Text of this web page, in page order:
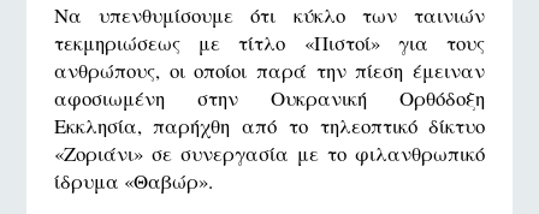
Να υπενθυμίσουμε ότι κύκλο των ταινιών
τεκμηριώσεως με τίτλο «Πιστοί» για τους
ανθρώπους, οι οποίοι παρά την πίεση έμειναν
αφοσιωμένη στην Ουκρανική Ορθόδοξη
Εκκλησία, παρήχθη από το τηλεοπτικό δίκτυο
«Ζοριάνι» σε συνεργασία με το φιλανθρωπικό
ίδρυμα «Θαβώρ».